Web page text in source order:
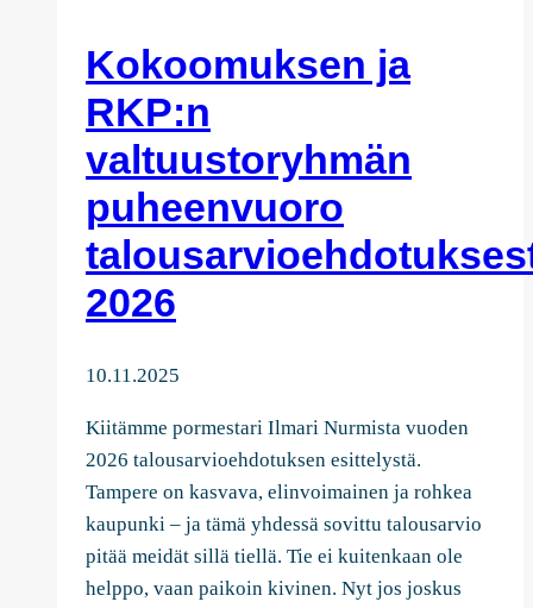
vuodelle
Kokoomuksen ja
RKP:n
valtuustoryhmän
puheenvuoro
2026
10.11.2025
Kiitämme pormestari Ilmari Nurmista vuoden
2026 talousarvioehdotuksen esittelystä.
Tampere on kasvava, elinvoimainen ja rohkea
kaupunki – ja tämä yhdessä sovittu talousarvio
pitää meidät sillä tiellä. Tie ei kuitenkaan ole
helppo, vaan paikoin kivinen. Nyt jos joskus